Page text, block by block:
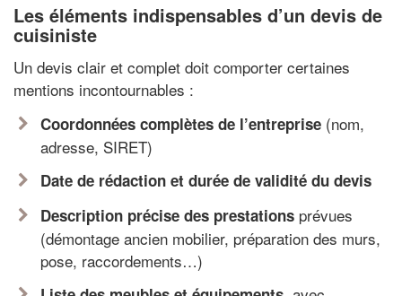
Les éléments indispensables d’un devis de
cuisiniste
Un devis clair et complet doit comporter certaines
mentions incontournables :
Coordonnées complètes de l’entreprise (nom,
adresse, SIRET)
Date de rédaction et durée de validité du devis
Description précise des prestations prévues
(démontage ancien mobilier, préparation des murs,
pose, raccordements…)